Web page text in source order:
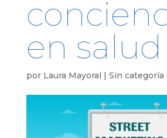
en salud
por Laura Mayoral | Sin categoría